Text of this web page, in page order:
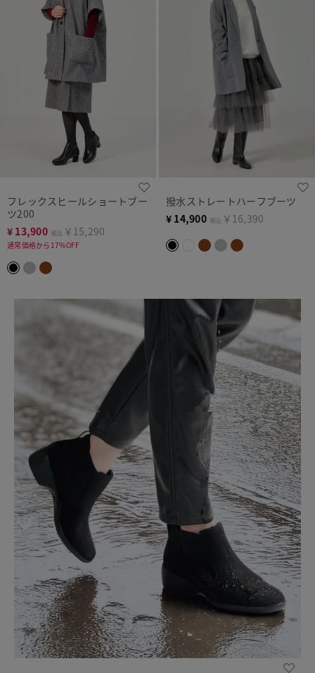
フレックスヒールショートブー
ツ200
¥ 13,900 税込 ￥15,290
通常価格から17%OFF
撥水ストレートハーフブーツ
¥ 14,900 税込 ￥16,390